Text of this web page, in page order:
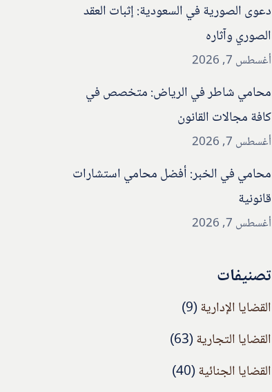
دعوى الصورية في السعودية: إثبات العقد
الصوري وآثاره
أغسطس 7, 2026
محامي شاطر في الرياض: متخصص في
كافة مجالات القانون
أغسطس 7, 2026
محامي في الخبر: أفضل محامي استشارات
قانونية
أغسطس 7, 2026
تصنيفات
القضايا الإدارية(9)
القضايا التجارية(63)
القضايا الجنائية(40)